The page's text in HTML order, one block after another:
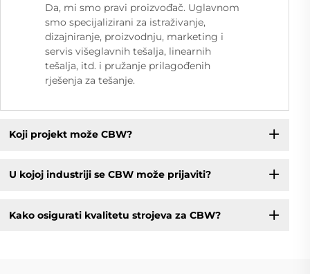
Da, mi smo pravi proizvođač. Uglavnom
smo specijalizirani za istraživanje,
dizajniranje, proizvodnju, marketing i
servis višeglavnih tešalja, linearnih
tešalja, itd. i pružanje prilagođenih
rješenja za tešanje.
Koji projekt može CBW?
U kojoj industriji se CBW može prijaviti?
Kako osigurati kvalitetu strojeva za CBW?